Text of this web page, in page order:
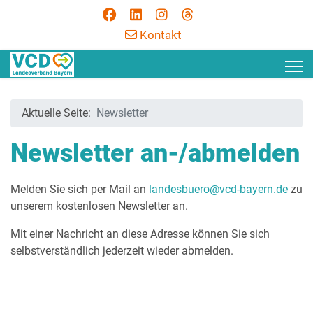
Kontakt
Aktuelle Seite: Newsletter
Newsletter an-/abmelden
Melden Sie sich per Mail an landesbuero@vcd-bayern.de zu
unserem kostenlosen Newsletter an.
Mit einer Nachricht an diese Adresse können Sie sich
selbstverständlich jederzeit wieder abmelden.